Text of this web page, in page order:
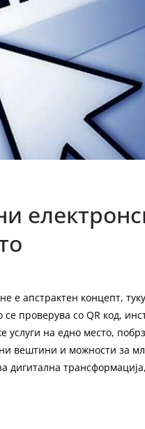
е апстрактен концепт,
проверува со QR код,
услуги на едно место,
вештини и можности за
дигитална